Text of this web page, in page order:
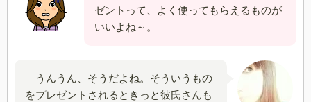
ゼントって、よく使ってもらえるものが
いいよね～。
うんうん、そうだよね。そういうもの
をプレゼントされるときっと彼氏さんも